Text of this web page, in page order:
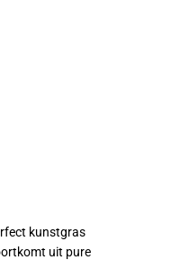
kunstgras
uit pure